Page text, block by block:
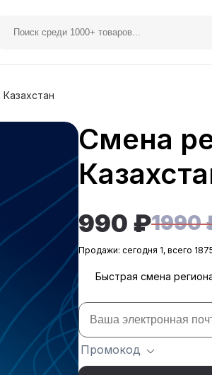
Смена
990 ₽1990
Продажи: сегодня 1, всего
Быстрая смена
Промокод